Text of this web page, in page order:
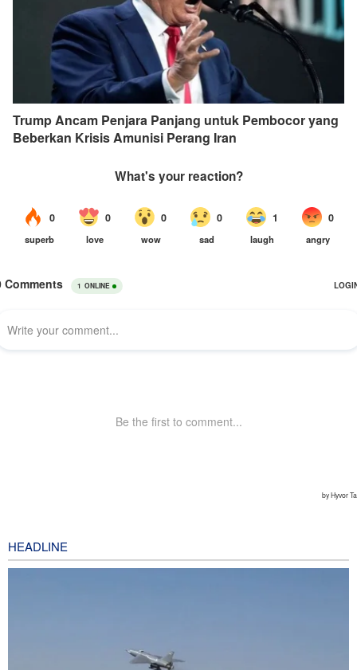
Trump Ancam Penjara Panjang untuk Pembocor yang
Beberkan Krisis Amunisi Perang Iran
HEADLINE